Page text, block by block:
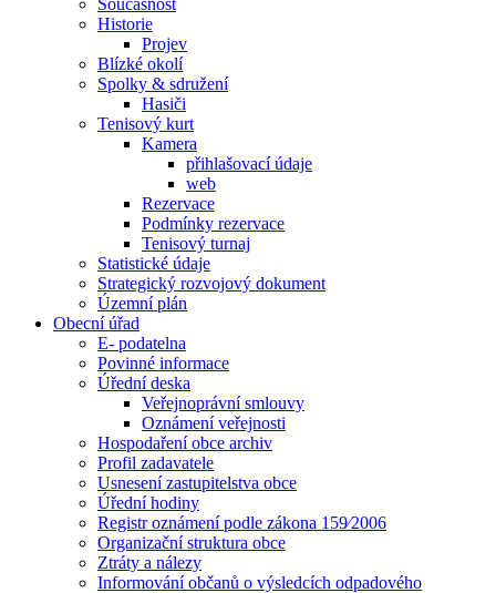
Současnost
Historie
Projev
Blízké okolí
Spolky & sdružení
Hasiči
Tenisový kurt
Kamera
přihlašovací údaje
web
Rezervace
Podmínky rezervace
Tenisový turnaj
Statistické údaje
Strategický rozvojový dokument
Územní plán
Obecní úřad
E- podatelna
Povinné informace
Úřední deska
Veřejnoprávní smlouvy
Oznámení veřejnosti
Hospodaření obce archiv
Profil zadavatele
Usnesení zastupitelstva obce
Úřední hodiny
Registr oznámení podle zákona 159⁄2006
Organizační struktura obce
Ztráty a nálezy
Informování občanů o výsledcích odpadového